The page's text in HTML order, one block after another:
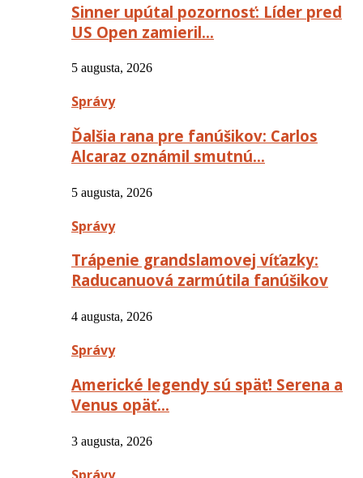
Sinner upútal pozornosť: Líder pred
US Open zamieril…
5 augusta, 2026
Správy
Ďalšia rana pre fanúšikov: Carlos
Alcaraz oznámil smutnú…
5 augusta, 2026
Správy
Trápenie grandslamovej víťazky:
Raducanuová zarmútila fanúšikov
4 augusta, 2026
Správy
Americké legendy sú späť! Serena a
Venus opäť…
3 augusta, 2026
Správy